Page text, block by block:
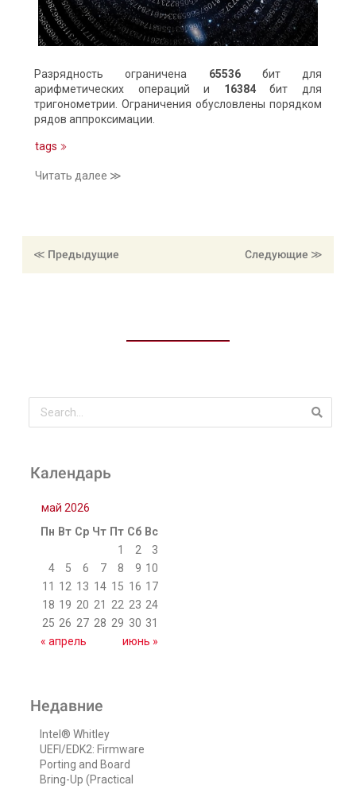
Разрядность ограничена 65536бит для
арифметических операций и 16384бит для
тригонометрии. Ограничения обусловлены порядком
рядов аппроксимации.
tags
Читать далее ≫
≪ Предыдущие ≪ Следующие
Календарь
май 2026
Пн Вт Ср Чт Пт Сб Вс
1
2
3
4
5 6 7 8 9 10
11
12 13 14 15 16 17
18 19 20 21 22 23 24
25 26 27 28 29 30 31
« апрель
июнь »
Недавние
Intel® Whitley
UEFI/EDK2: Firmware
Porting and Board
Bring-Up (Practical